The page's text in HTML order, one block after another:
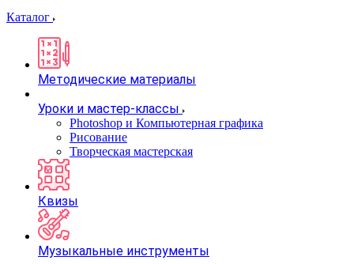
Каталог
Методические материалы
Уроки и мастер-классы
Photoshop и Компьютерная графика
Рисование
Творческая мастерская
Квизы
Музыкальные инструменты